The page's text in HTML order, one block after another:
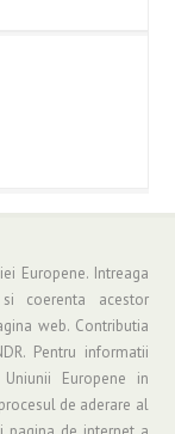
Europene. Intreaga
coerenta acestor
web. Contributia
Pentru informatii
Europene in
de aderare al